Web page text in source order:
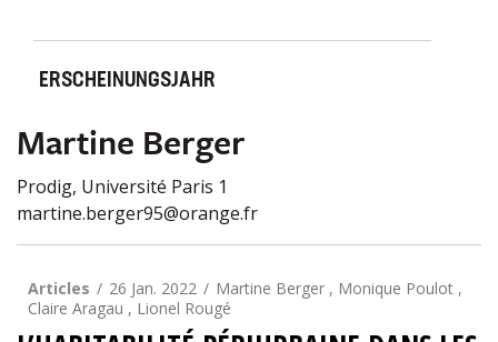
ERSCHEINUNGSJAHR
Martine Berger
Prodig, Université Paris 1
martine.berger95@orange.fr
Articles 26 Jan. 2022
Martine Berger , Monique Poulot ,
Claire Aragau , Lionel Rougé